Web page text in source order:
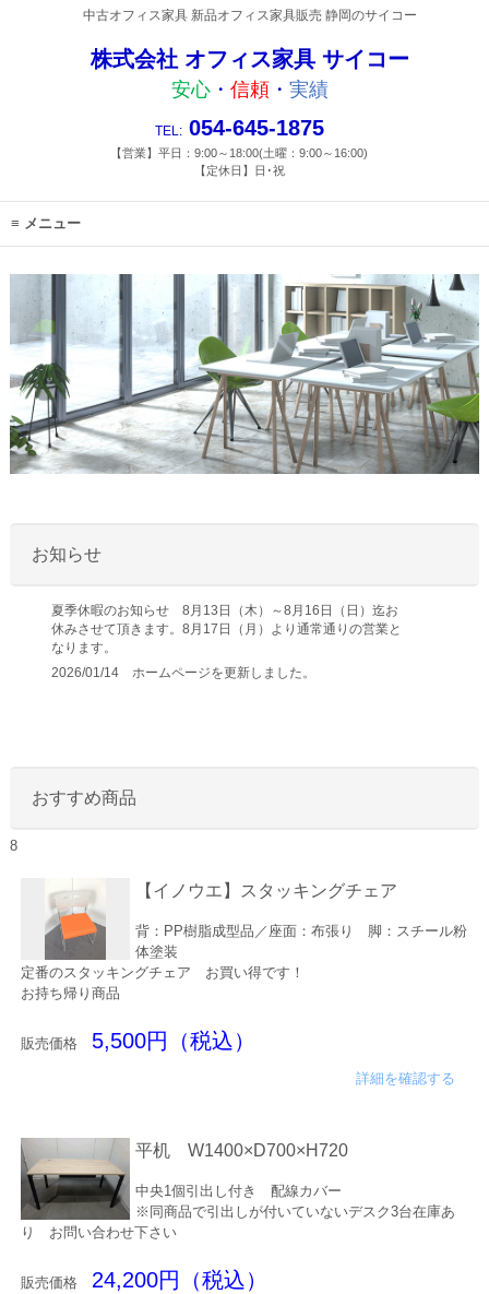
中古オフィス家具 新品オフィス家具販売 静岡のサイコー
株式会社 オフィス家具 サイコー
安心 ・ 信頼 ・ 実績
TEL:054-645-1875
【営業】平日：9:00～18:00(土曜：9:00～16:00)
【定休日】日･祝
メニュー
お知らせ
夏季休暇のお知らせ 8月13日（木）～8月16日（日）迄お
休みさせて頂きます。8月17日（月）より通常通りの営業と
なります。
2026/01/14 ホームページを更新しました。
おすすめ商品
8
【イノウエ】スタッキングチェア
背：PP樹脂成型品／座面：布張り 脚：スチール粉
体塗装
定番のスタッキングチェア お買い得です！
お持ち帰り商品
販売価格 5,500円（税込）
詳細を確認する
平机 W1400×D700×H720
中央1個引出し付き 配線カバー
※同商品で引出しが付いていないデスク3台在庫あ
り お問い合わせ下さい
販売価格 24,200円（税込）